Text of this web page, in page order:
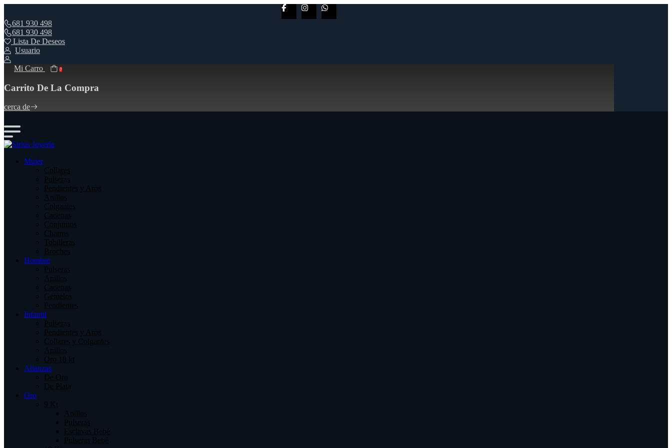
681 930 498
681 930 498
Lista De Deseos
Usuario
Mi Carro 0
Carrito De La Compra
cerca de
Mujer
Collares
Pulseras
Pendientes y Aros
Anillos
Colgantes
Cadenas
Conjuntos
Charms
Tobilleras
Broches
Hombre
Pulseras
Anillos
Cadenas
Gemelos
Pendientes
Infantil
Pulseras
Pendientes y Aros
Collares y Colgantes
Anillos
Oro 18 kt
Alianzas
De Oro
De Plata
Oro
9 Kt
Anillos
Pulseras
Esclavas Bebé
Pulseras Bebé